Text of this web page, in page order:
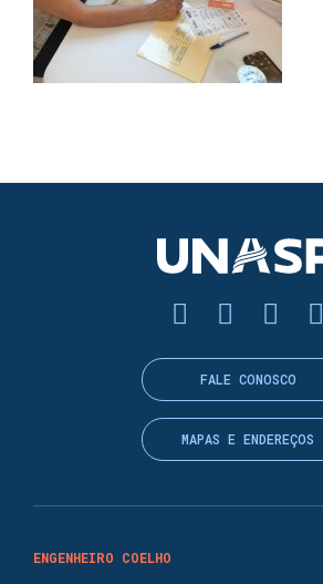
ENGENHEIRO COELHO
FALE CONOSCO
MAPAS E ENDEREÇOS